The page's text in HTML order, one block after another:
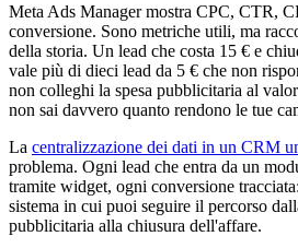
Meta Ads Manager mostra CPC, CTR,
conversione. Sono metriche utili, ma
della storia. Un lead che costa 15 € e
vale più di dieci lead da 5 € che non
non colleghi la spesa pubblicitaria al
non sai davvero quanto rendono le tue
La centralizzazione dei dati in un CRM
problema. Ogni lead che entra da un
tramite widget, ogni conversione
sistema in cui puoi seguire il percorso
pubblicitaria alla chiusura dell'affare.